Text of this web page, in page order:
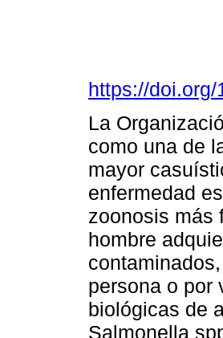
https://
La
como una de
mayor
enfermedad
zoonosis más
hombre
persona o por
biológicas de
Salmonella